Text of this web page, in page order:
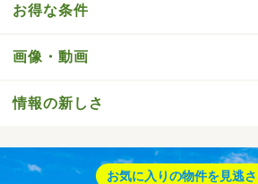
お得な条件
画像・動画
情報の新しさ
お気に入りの物件を見逃さ